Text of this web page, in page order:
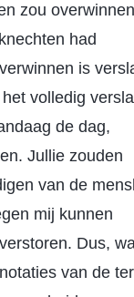
zou
had
is
volledig
de dag,
Jullie zouden
van de
mij kunnen
Dus,
van de